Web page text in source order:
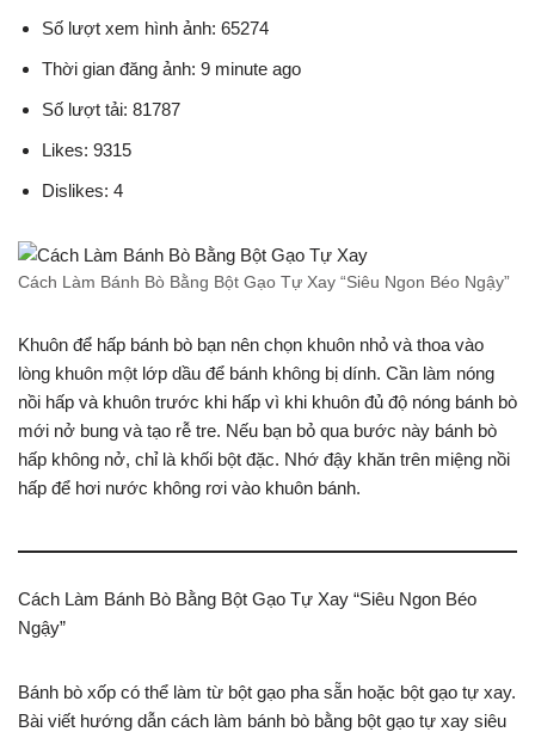
Số lượt xem hình ảnh: 65274
Thời gian đăng ảnh: 9 minute ago
Số lượt tải: 81787
Likes: 9315
Dislikes: 4
Cách Làm Bánh Bò Bằng Bột Gạo Tự Xay “Siêu Ngon Béo Ngậy”
Khuôn để hấp bánh bò bạn nên chọn khuôn nhỏ và thoa vào
lòng khuôn một lớp dầu để bánh không bị dính. Cần làm nóng
nồi hấp và khuôn trước khi hấp vì khi khuôn đủ độ nóng bánh bò
mới nở bung và tạo rễ tre. Nếu bạn bỏ qua bước này bánh bò
hấp không nở, chỉ là khối bột đặc. Nhớ đậy khăn trên miệng nồi
hấp để hơi nước không rơi vào khuôn bánh.
Cách Làm Bánh Bò Bằng Bột Gạo Tự Xay “Siêu Ngon Béo
Ngậy”
Bánh bò xốp có thể làm từ bột gạo pha sẵn hoặc bột gạo tự xay.
Bài viết hướng dẫn cách làm bánh bò bằng bột gạo tự xay siêu